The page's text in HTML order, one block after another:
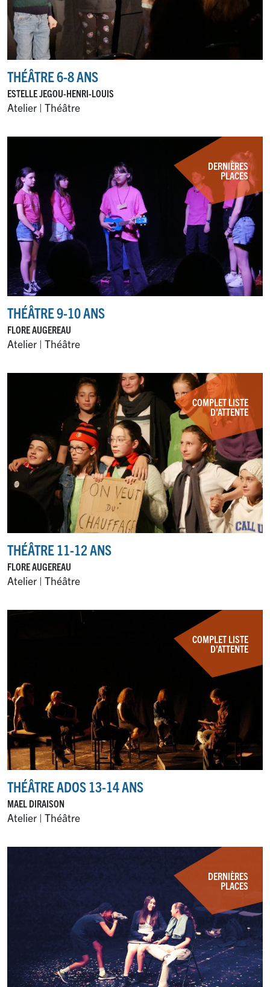
THÉÂTRE 6-8 ANS
ESTELLE JEGOU-HENRI-LOUIS
Atelier | Théâtre
DERNIÈRES
PLACES
THÉÂTRE 9-10 ANS
FLORE AUGEREAU
Atelier | Théâtre
COMPLET LISTE
D’ATTENTE
THÉÂTRE 11-12 ANS
FLORE AUGEREAU
Atelier | Théâtre
COMPLET LISTE
D’ATTENTE
THÉÂTRE ADOS 13-14 ANS
MAEL DIRAISON
Atelier | Théâtre
DERNIÈRES
PLACES